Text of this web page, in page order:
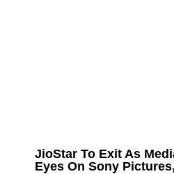
JioStar To Exit As
Eyes On Sony